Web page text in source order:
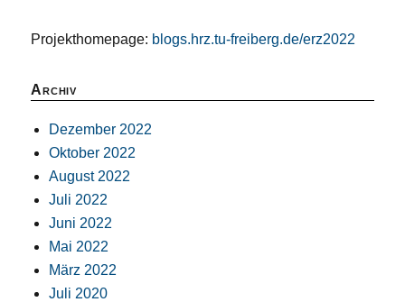
Projekthomepage: blogs.hrz.tu-freiberg.de/erz2022
Archiv
Dezember 2022
Oktober 2022
August 2022
Juli 2022
Juni 2022
Mai 2022
März 2022
Juli 2020